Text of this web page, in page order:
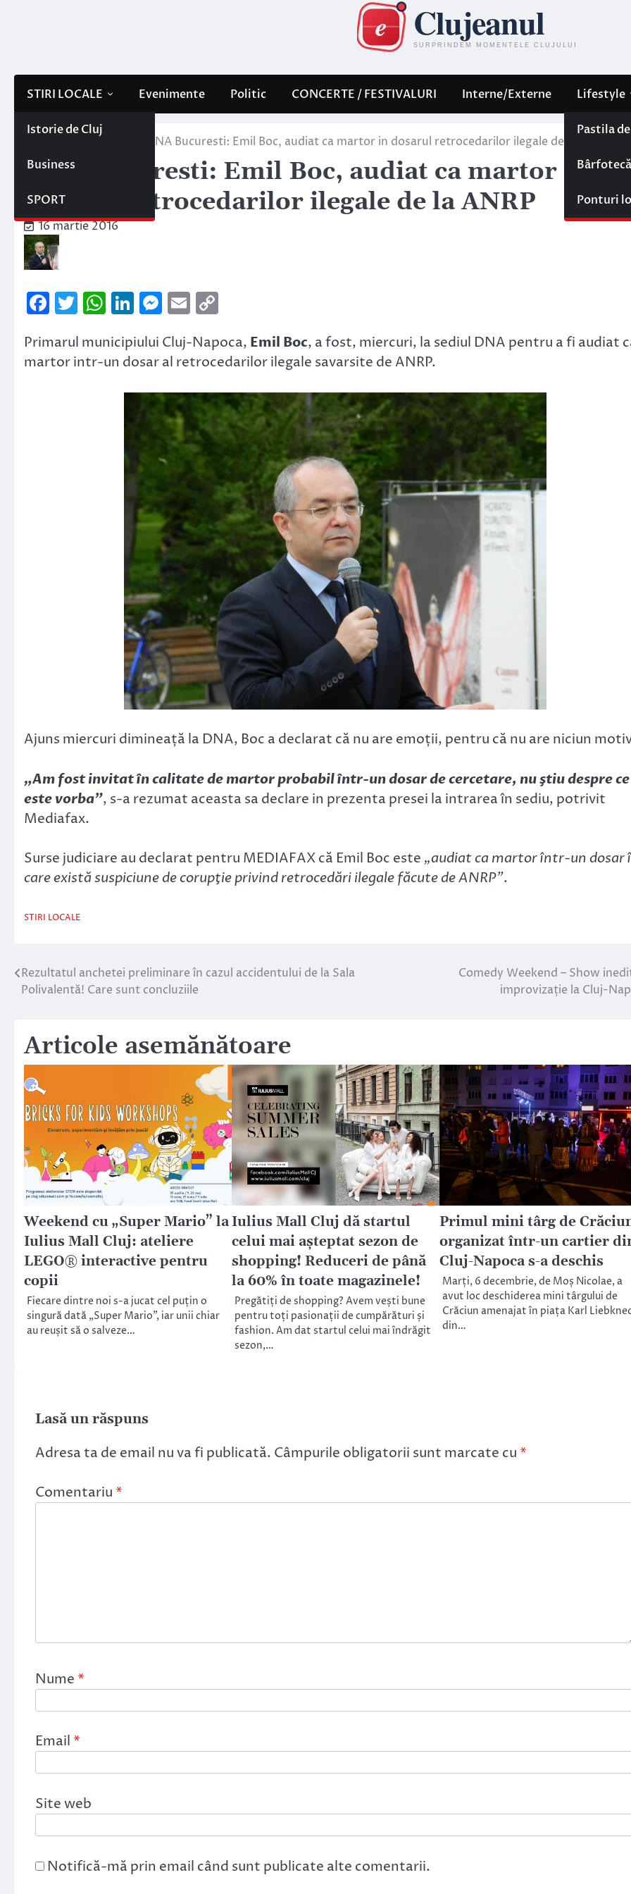
STIRI LOCALE
Istorie de Cluj
Business
SPORT
Evenimente Politic CONCERTE / FESTIVALURI Interne/Externe Lifestyle
Pastila
Bârfotecă
Ponturi
Stiri locale DNA Bucuresti: Emil Boc, audiat ca martor in dosarul retrocedarilor ilegale de la ANRP
DNA Bucuresti: Emil Boc, audiat ca martor in
dosarul retrocedarilor ilegale de la ANRP
16 martie 2016
Facebook
Twitter
WhatsApp
LinkedIn
Messenger
Email
Primarul municipiului Cluj-Napoca, Emil Boc, a fost, miercuri, la sediul DNA pentru a fi audiat
martor intr-un dosar al retrocedarilor ilegale savarsite de ANRP.
Ajuns miercuri dimineață la DNA, Boc a declarat că nu are emoții, pentru că nu are niciun
„Am fost invitat în calitate de martor probabil într-un dosar de cercetare, nu ştiu despre ce
este vorba”, s-a rezumat aceasta sa declare in prezenta presei la intrarea în sediu, potrivit
Mediafax.
Surse judiciare au declarat pentru MEDIAFAX că Emil Boc este „audiat ca martor într-un dosar
care există suspiciune de corupţie privind retrocedări ilegale făcute de ANRP”.
STIRI LOCALE
Navigare
Rezultatul anchetei preliminare în cazul accidentului de la Sala
Polivalentă! Care sunt concluziile
Comedy Weekend – Show
improvizație la Cluj-
Articole asemănătoare
Weekend cu „Super Mario” la
Iulius Mall Cluj: ateliere
LEGO® interactive pentru
copii
Fiecare dintre noi s-a jucat cel puțin o
singură dată „Super Mario”, iar unii chiar
au reușit să o salveze…
Iulius Mall Cluj dă startul
celui mai așteptat sezon de
shopping! Reduceri de până
la 60% în toate magazinele!
Pregătiți de shopping? Avem vești bune
pentru toți pasionații de cumpărături și
fashion. Am dat startul celui mai îndrăgit
sezon,…
Primul mini târg de
organizat într-un cartier
Cluj-Napoca s-a deschis
Marți, 6 decembrie, de Moș Nicolae, a
avut loc deschiderea mini târgului de
Crăciun amenajat în piața Karl
din…
Lasă un răspuns
Adresa ta de email nu va fi publicată. Câmpurile obligatorii sunt marcate cu *
Comentariu *
Nume *
Email *
Site web
Notifică-mă prin email când sunt publicate alte comentarii.